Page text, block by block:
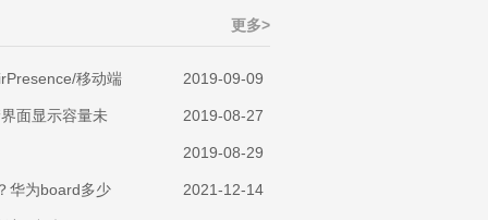
更多>
移动端 2019-09-09
面显示容量未 2019-08-27
2019-08-29
华为board多少 2021-12-14